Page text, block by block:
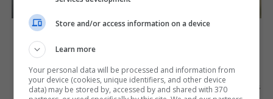
You Wouldn't Believe It If It
Wasn't Caught On Camera!
Brainberries
Her Story Isn't What You
Sensational Seductress:
Demi Moore's Most
Scandalous Performances
It's The End Of The Road:
The Worst TV Series Finales
Of All Time
Store and/or access information on a device
Learn more
Your personal data will be processed and information from
your device (cookies, unique identifiers, and other device
data) may be stored by, accessed by and shared with 370